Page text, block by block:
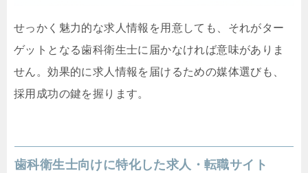
せっかく魅力的な求人情報を用意しても、それがター
ゲットとなる歯科衛生士に届かなければ意味がありま
せん。効果的に求人情報を届けるための媒体選びも、
採用成功の鍵を握ります。
歯科衛生士向けに特化した求人・転職サイト